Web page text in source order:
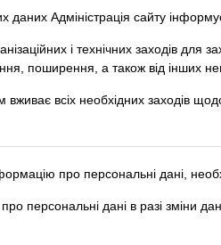
Адміністрація сайту
і технічних заходів
поширення, а також від інших
вживає всіх необхідних заходів
про персональні дані,
персональні дані в разі зміни